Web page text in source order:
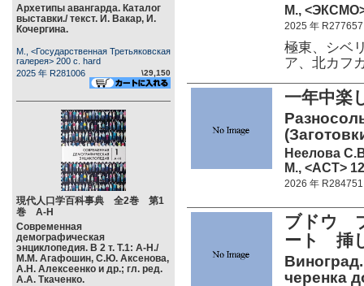
Архетипы авангарда. Каталог
выставки./ текст. И. Вакар, И.
Кочергина.
М., <Государственная Третьяковская
галерея> 200 c. hard
2025 年 R281006
\29,150
現代人口学百科事典 全2巻 第1
巻 А-Н
Современная
демографическая
энциклопедия. В 2 т. Т.1: А-Н./
М.М. Агафошин, С.Ю. Аксенова,
А.Н. Алексеенко и др.; гл. ред.
А.А. Ткаченко.
М.,
2025 年 R277657
極東、シベ
ア、北カフ
一年中楽
Неелова
М., <АСТ>
2026 年 R284751
ブドウ
ート 挿
черенка